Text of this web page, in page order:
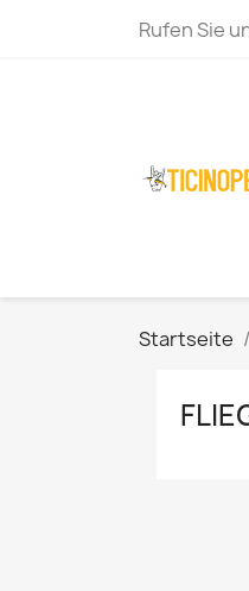
Rufen Sie
Startseite